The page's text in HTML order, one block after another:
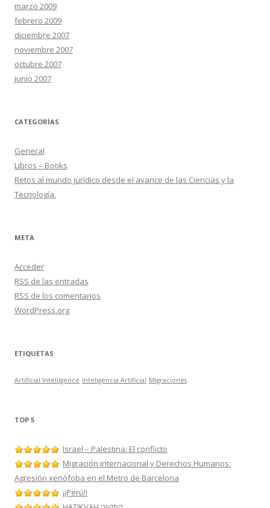
marzo 2009
febrero 2009
diciembre 2007
noviembre 2007
octubre 2007
junio 2007
CATEGORÍAS
General
Libros – Books
Retos al mundo jurídico desde el avance de las Ciencias y la
Tecnología.
META
Acceder
RSS de las entradas
RSS de los comentarios
WordPress.org
ETIQUETAS
Artificial Intelilgence Inteligencia Artificial Migraciones
TOP 5
Israel – Palestina: El conflicto
Migración internacional y Derechos Humanos:
Agresión xenófoba en el Metro de Barcelona
¡¡Perú!!